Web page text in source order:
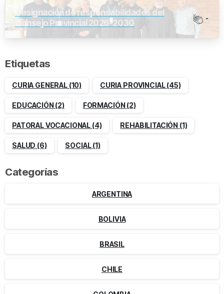
Designación de responsabilidades del
Consejo Provincial 2026-2030
-
Etiquetas
CURIA GENERAL(10) CURIA PROVINCIAL(45)
EDUCACIÓN(2) FORMACIÓN(2)
PATORAL VOCACIONAL (4) REHABILITACIÓN (1)
SALUD (6) SOCIAL(1)
Categorías
ARGENTINA
BOLIVIA
BRASIL
CHILE